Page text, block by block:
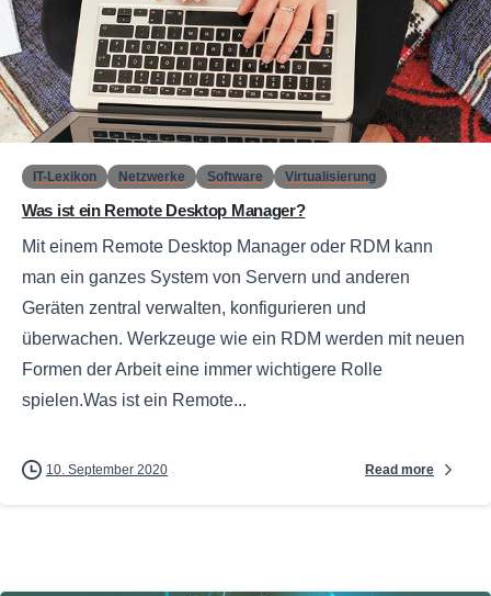
0
IT-Lexikon Netzwerke Software Virtualisierung
Was ist ein Remote Desktop Manager?
Mit einem Remote Desktop Manager oder RDM kann
man ein ganzes System von Servern und anderen
Geräten zentral verwalten, konfigurieren und
überwachen. Werkzeuge wie ein RDM werden mit neuen
Formen der Arbeit eine immer wichtigere Rolle
spielen.Was ist ein Remote...
10. September 2020 Read more